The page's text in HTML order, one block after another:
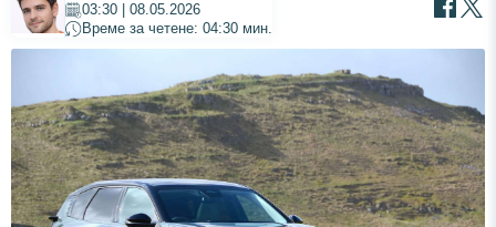
03:30 | 08.05.2026
Време за четене: 04:30 мин.